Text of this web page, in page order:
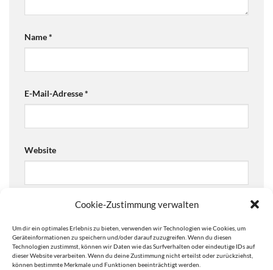
Cookie-Zustimmung verwalten
Um dir ein optimales Erlebnis zu bieten, verwenden wir Technologien wie Cookies, um
Geräteinformationen zu speichern und/oder darauf zuzugreifen. Wenn du diesen
Technologien zustimmst, können wir Daten wie das Surfverhalten oder eindeutige IDs auf
dieser Website verarbeiten. Wenn du deine Zustimmung nicht erteilst oder zurückziehst,
können bestimmte Merkmale und Funktionen beeinträchtigt werden.
Name*
E-Mail-Adresse*
Website
Ja, füge mich zu der Mailingliste hinzu!
Are you human? Please solve: